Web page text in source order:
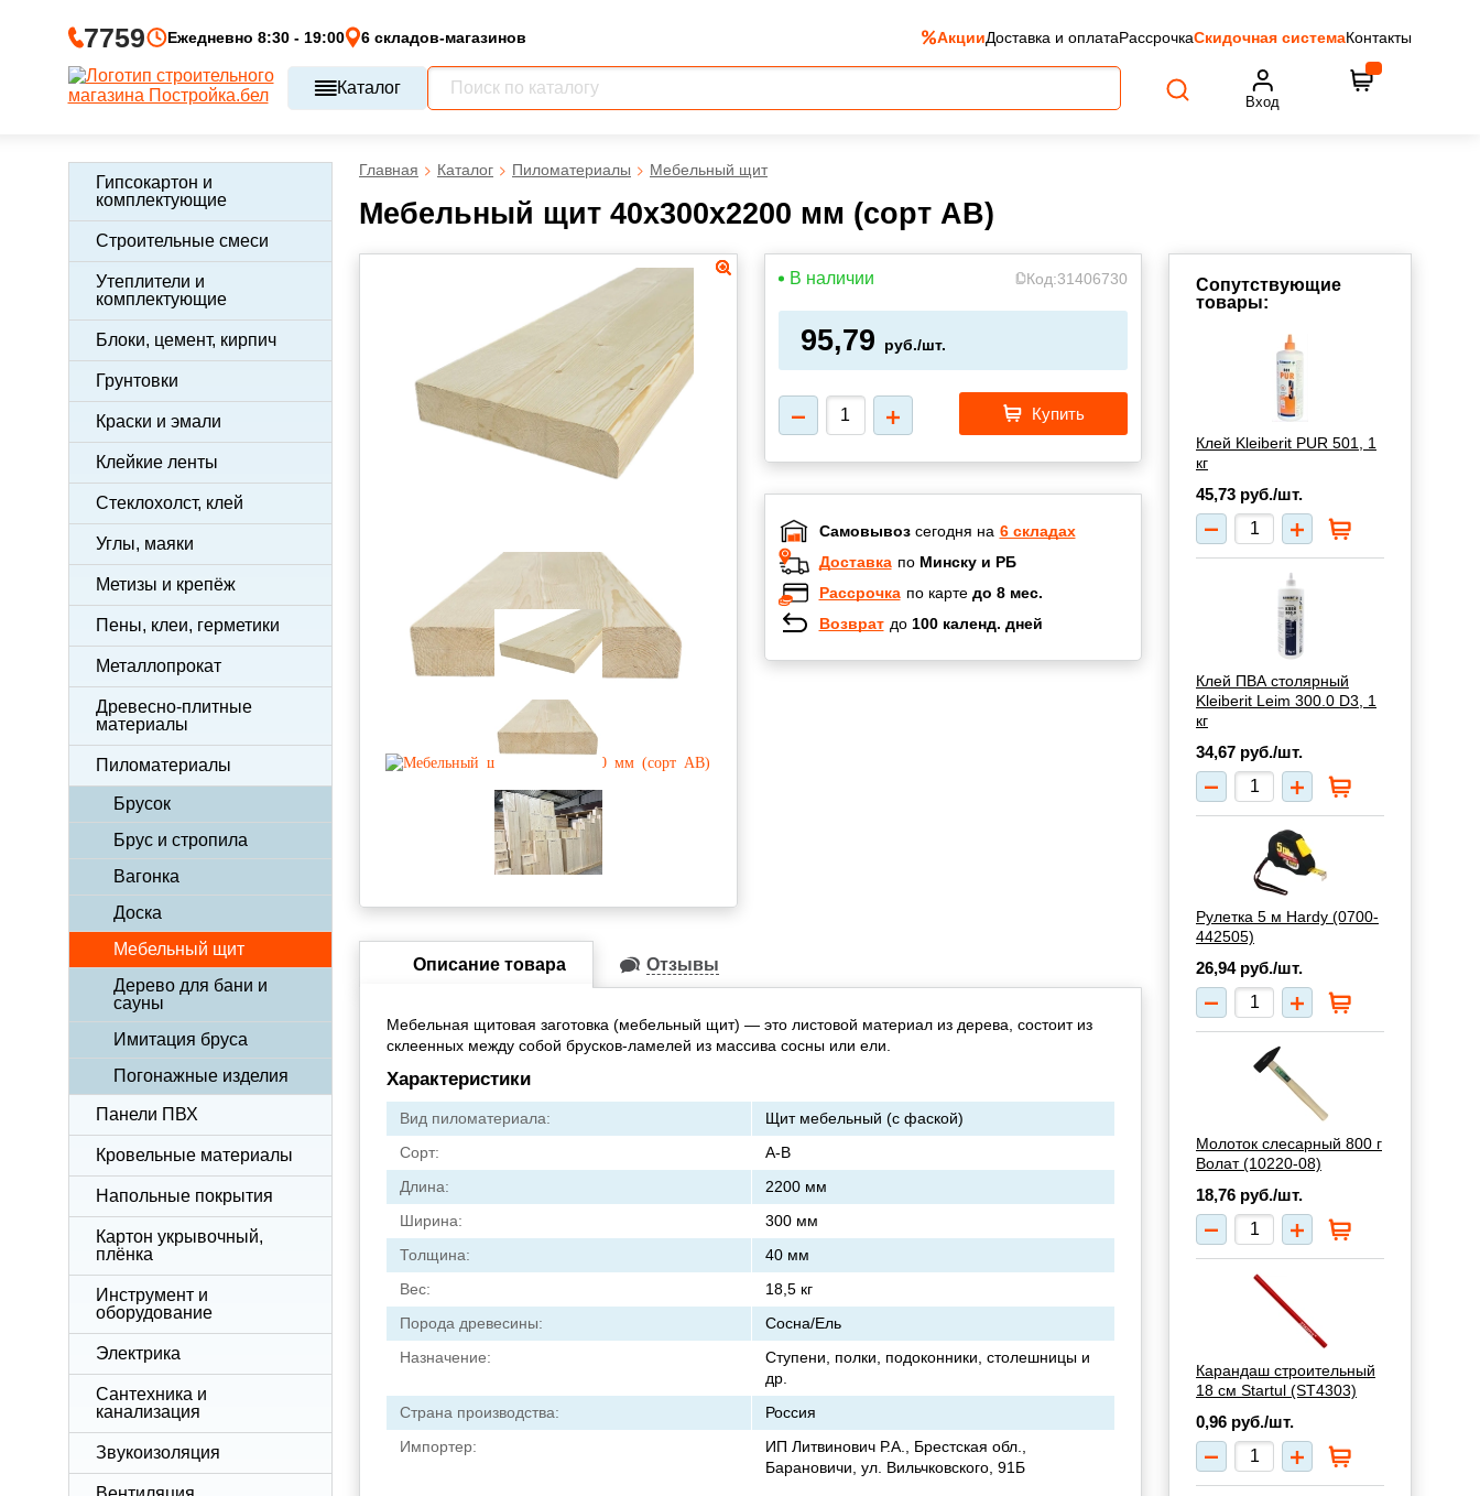
7759 Ежедневно 8:30 - 19:00 6 складов-магазинов АкцииДоставка и оплатаРассрочкаСкидочная системаКонтакты
Каталог
Вход
Гипсокартон и
комплектующие
Строительные смеси
Утеплители и
комплектующие
Блоки, цемент, кирпич
Грунтовки
Краски и эмали
Клейкие ленты
Стеклохолст, клей
Углы, маяки
Метизы и крепёж
Пены, клеи, герметики
Металлопрокат
Древесно-плитные
материалы
Пиломатериалы
Брусок
Брус и стропила
Вагонка
Доска
Мебельный щит
Дерево для бани и
сауны
Имитация бруса
Погонажные изделия
Панели ПВХ
Кровельные материалы
Напольные покрытия
Картон укрывочный,
плёнка
Инструмент и
оборудование
Электрика
Сантехника и
канализация
Звукоизоляция
Главная Каталог Пиломатериалы Мебельный щит
Мебельный щит 40х300х2200 мм (сорт АВ)
В наличии Код:31406730
95,79 руб./шт.
Купить
Самовывозсегодня на 6 складах
Доставка по Минску и РБ
Рассрочка по карте до 8 мес.
Возврат до 100 календ. дней
Описание товара Отзывы
Мебельная щитовая заготовка (мебельный щит) — это листовой материал из дерева, состоит из
склеенных между собой брусков-ламелей из массива сосны или ели.
Характеристики
Вид пиломатериала:
Щит мебельный (с фаской)
Сорт:
А-В
Длина:
2200 мм
Ширина:
300 мм
Толщина:
40 мм
Вес:
18,5 кг
Порода древесины:
Сосна/Ель
Назначение:
Ступени, полки, подоконники, столешницы и
др.
Страна производства:
Россия
Импортер:
ИП Литвинович Р.А., Брестская обл.,
Барановичи, ул. Вильчковского, 91Б
Сопутствующие
товары:
Клей Kleiberit PUR 501, 1
кг
45,73 руб./шт.
Клей ПВА столярный
Kleiberit Leim 300.0 D3, 1
кг
34,67 руб./шт.
Рулетка 5 м Hardy (0700-
442505)
26,94 руб./шт.
Молоток слесарный 800 г
Волат (10220-08)
18,76 руб./шт.
Карандаш строительный
18 см Startul (ST4303)
0,96 руб./шт.